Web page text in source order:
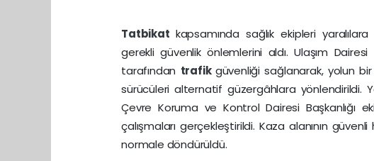
Tatbikat kapsamında sağlık ekipleri
gerekli güvenlik önlemlerini aldı. Ulaşım
tarafından trafik güvenliği sağlanarak, yolun
sürücüleri alternatif güzergâhlara yönlendirildi.
Çevre Koruma ve Kontrol Dairesi Başkanlığı
çalışmaları gerçekleştirildi. Kaza alanının
normale döndürüldü.